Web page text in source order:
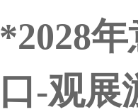
*2028
口-观展